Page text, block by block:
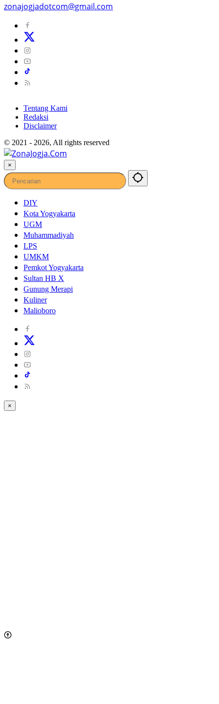
zonajogjadotcom@gmail.com
Tentang Kami
Redaksi
Disclaimer
© 2021 - 2026, All rights reserved
×
DIY
Kota Yogyakarta
UGM
Muhammadiyah
LPS
UMKM
Pemkot Yogyakarta
Sultan HB X
Gunung Merapi
Kuliner
Malioboro
×